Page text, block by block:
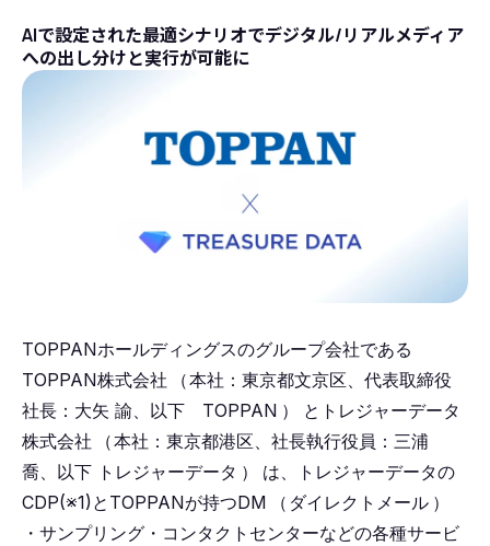
AIで設定された最適シナリオでデジタル/リアルメディア
への出し分けと実行が可能に
TOPPANホールディングスのグループ会社である
TOPPAN株式会社
（本社：東京都文京区、代表取締役
社長：大矢 諭、以下 TOPPAN ）
とトレジャーデータ
株式会社
（本社：東京都港区、社長執行役員：三浦
喬、以下 トレジャーデータ ）
は、トレジャーデータの
CDP(※1)とTOPPANが持つDM
（ ダイレクトメール ）
・サンプリング・コンタクトセンターなどの各種サービ